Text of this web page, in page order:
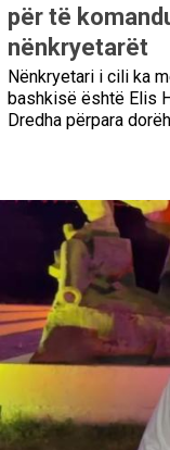
për të
nënkryetarët
Nënkryetari i cili ka
bashkisë është Elis
Dredha përpara